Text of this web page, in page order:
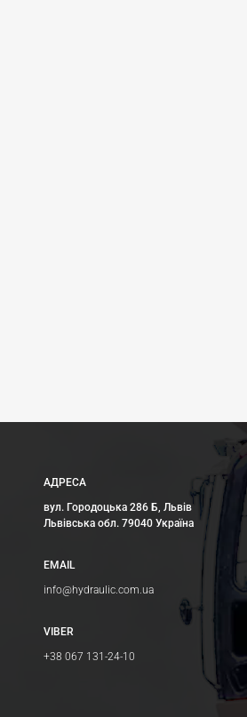
АДРЕСА
вул. Городоцька 286 Б, Львів
Львівська обл. 79040 Україна
EMAIL
info@hydraulic.com.ua
VIBER
+38 067 131-24-10